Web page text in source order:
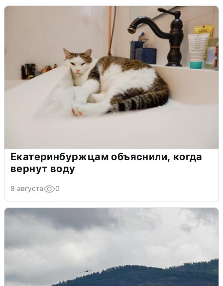
Екатеринбуржцам объяснили, когда
вернут воду
8 августа 0